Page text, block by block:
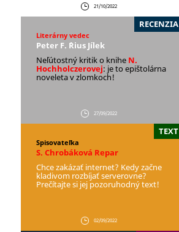
21/10/2022
RECENZIA
Literárny vedec
Peter F. ´Rius Jílek
Neľútostný kritik o knihe N.
Hochholczerovej: je to epištolárna
noveleta v zlomkoch!
27/09/2022
TEXT
Spisovateľka
S. Chrobáková Repar
Chce zakázať internet? Kedy začne
kladivom rozbíjať serverovne?
Prečítajte si jej pozoruhodný text!
02/09/2022